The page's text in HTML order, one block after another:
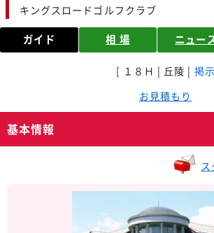
キングスロードゴルフクラブ
ガイド 相 場 ニュー
[ １８Ｈ | 丘陵 | 掲
お見積もり
基本情報